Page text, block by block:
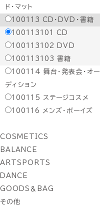
ド・マット
100113 CD・DVD・書籍
100113101
CD
100113102
DVD
100113103 書籍
100114 舞台・発表会・オー
ディション
100115
ステージコスメ
100116
メンズ・ボーイズ
COSMETICS
BALANCE
ARTSPORTS
DANCE
GOODS＆BAG
その他